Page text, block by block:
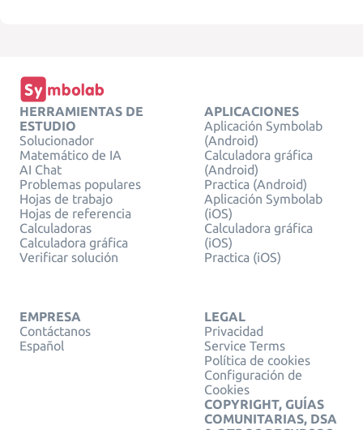
HERRAMIENTAS DE
ESTUDIO
Solucionador
Matemático de IA
AI Chat
Problemas populares
Hojas de trabajo
Hojas de referencia
Calculadoras
Calculadora gráfica
Verificar solución
APLICACIONES
Aplicación Symbolab
(Android)
Calculadora gráfica
(Android)
Practica (Android)
Aplicación Symbolab
(iOS)
Calculadora gráfica
(iOS)
Practica (iOS)
EMPRESA
Contáctanos
Español
LEGAL
Privacidad
Service Terms
Política de cookies
Configuración de
Cookies
COPYRIGHT, GUÍAS
COMUNITARIAS, DSA